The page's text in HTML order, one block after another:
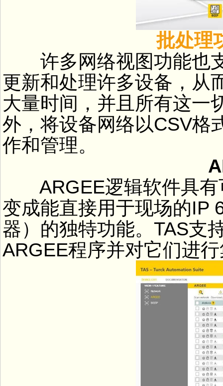
批处理功
许多网络视图功能也支
更新和处理许多设备，从
大量时间，并且所有这一
外，将设备网络以CSV格
作和管理。
ARGEE逻辑软件具有
变成能直接用于现场的IP
器）的独特功能。TAS支
ARGEE程序并对它们进